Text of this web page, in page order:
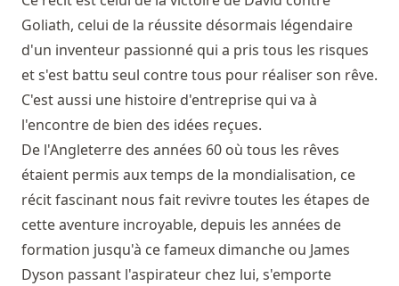
Goliath, celui de la réussite désormais légendaire
d'un inventeur passionné qui a pris tous les risques
et s'est battu seul contre tous pour réaliser son rêve.
C'est aussi une histoire d'entreprise qui va à
l'encontre de bien des idées reçues.
De l'Angleterre des années 60 où tous les rêves
étaient permis aux temps de la mondialisation, ce
récit fascinant nous fait revivre toutes les étapes de
cette aventure incroyable, depuis les années de
formation jusqu'à ce fameux dimanche ou James
Dyson passant l'aspirateur chez lui, s'emporte